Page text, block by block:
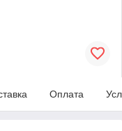
Оплата